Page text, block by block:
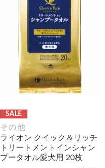
SALE
その他
ライオン クイック＆リッチ
トリートメントインシャン
プータオル愛犬用 20枚